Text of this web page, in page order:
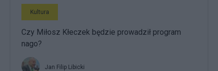
Kultura
Czy Miłosz Kłeczek będzie prowadził program
nago?
Jan Filip Libicki